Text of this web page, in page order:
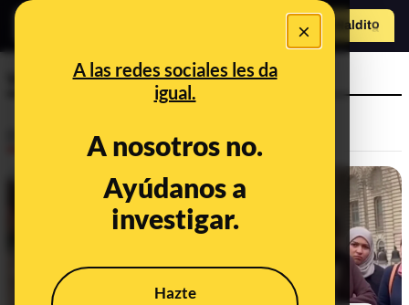
×
A las redes sociales les da
igual.
A nosotros no.
Ayúdanos a
investigar.
Hazte
Hazte Maldito